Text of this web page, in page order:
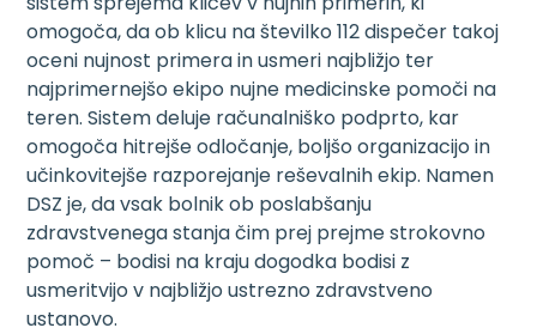
omogoča, da ob klicu na številko 112 dispečer takoj
oceni nujnost primera in usmeri najbližjo ter
najprimernejšo ekipo nujne medicinske pomoči na
teren. Sistem deluje računalniško podprto, kar
omogoča hitrejše odločanje, boljšo organizacijo in
učinkovitejše razporejanje reševalnih ekip. Namen
DSZ je, da vsak bolnik ob poslabšanju
zdravstvenega stanja čim prej prejme strokovno
pomoč – bodisi na kraju dogodka bodisi z
usmeritvijo v najbližjo ustrezno zdravstveno
ustanovo.